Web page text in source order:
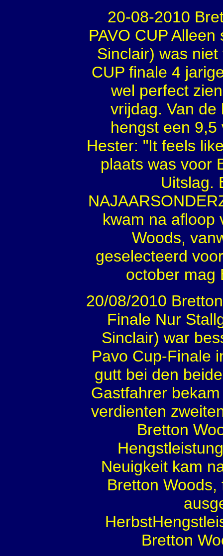
20-08-2010
PAVO CUP
Sinclair) was
CUP finale 4
wel perfect
vrijdag. Van
hengst een
Hester: "It feels
plaats was voor
Uitslag.
kwam na afloop
Woods,
geselecteerd
october mag
20/08/2010
Finale Nur
Sinclair) war
Pavo Cup-Finale
gutt bei den
Gastfahrer
verdienten
Bretton
Neuigkeit kam
Bretton
Bretton